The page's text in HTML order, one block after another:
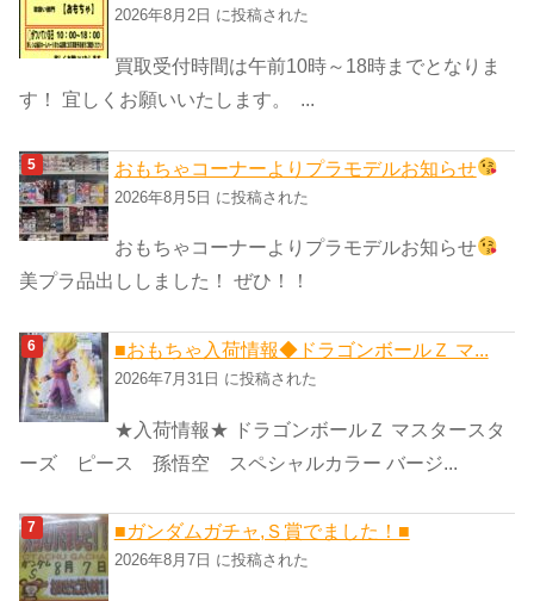
2026年8月2日 に投稿された
買取受付時間は午前10時～18時までとなりま
す！ 宜しくお願いいたします。 ...
おもちゃコーナーよりプラモデルお知らせ
2026年8月5日 に投稿された
おもちゃコーナーよりプラモデルお知らせ
美プラ品出ししました！ ぜひ！！
■おもちゃ入荷情報◆ドラゴンボールＺ マ...
2026年7月31日 に投稿された
★入荷情報★ ドラゴンボールＺ マスタースタ
ーズ ピース 孫悟空 スペシャルカラー バージ...
■ガンダムガチャ,Ｓ賞でました！■
2026年8月7日 に投稿された